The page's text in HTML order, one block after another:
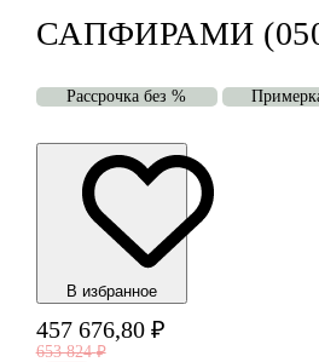
САПФИРАМИ
Рассрочка без %
В избранноe
457 676,80 ₽
653 824 ₽